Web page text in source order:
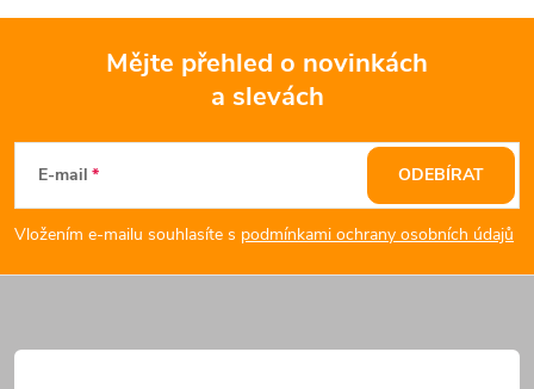
p
a
t
Mějte přehled o novinkách
a slevách
E-mail
Vložením e-mailu souhlasíte s podmínkami ochrany osobních údajů
ODEBÍRAT